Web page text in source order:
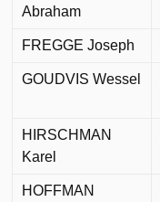
Abraham
FREGGE Joseph
GOUDVIS Wessel
HIRSCHMAN
Karel
HOFFMAN